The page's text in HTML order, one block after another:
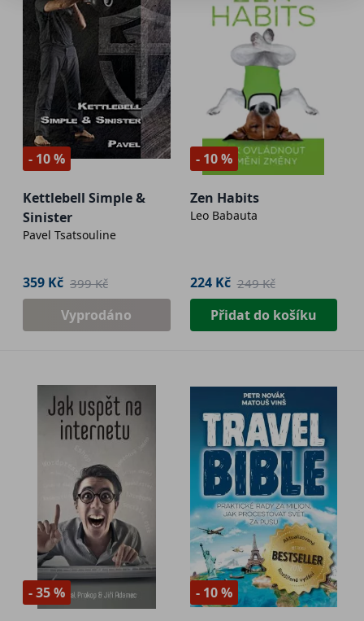
- 10 %
Kettlebell Simple &
Sinister
Pavel Tsatsouline
359 Kč 399 Kč
Vyprodáno
- 10 %
Zen Habits
Leo Babauta
224 Kč 249 Kč
Přidat do košíku
- 35 % - 10 %